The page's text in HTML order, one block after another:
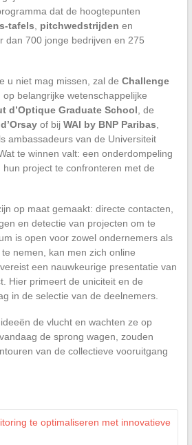
dat de hoogtepunten
tafels pitchwedstrijden en
dan 700 jonge bedrijven en 275
u niet mag missen, zal de Challenge
op belangrijke wetenschappelijke
d’Optique Graduate School , de
of bij WAI by BNP Paribas
ambassadeurs van de Universiteit
te winnen valt: een onderdompeling
project te confronteren met de
op maat gemaakt: directe contacten,
en detectie van projecten om te
is open voor zowel ondernemers als
nemen, kan men zich online
een nauwkeurige presentatie van
Hier primeert de uniciteit en de
in de selectie van de deelnemers.
de vlucht en wachten ze op
de sprong wagen, zouden
van de collectieve vooruitgang
te optimaliseren met innovatieve